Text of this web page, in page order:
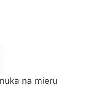
na mieru